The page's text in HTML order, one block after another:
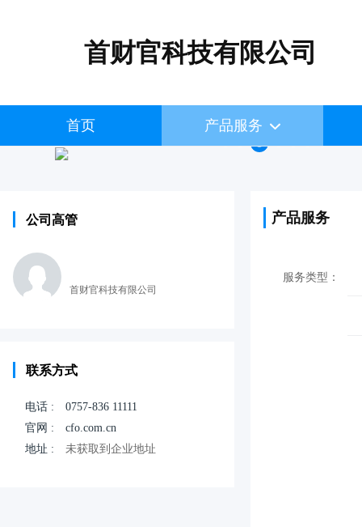
首财官科技有限公司
首页 产品服务
公司高管
首财官科技有限公司
联系方式
电话 :
0757-836 11111
官网 :
cfo.com.cn
地址 :
未获取到企业地址
产品服务
服务类型：